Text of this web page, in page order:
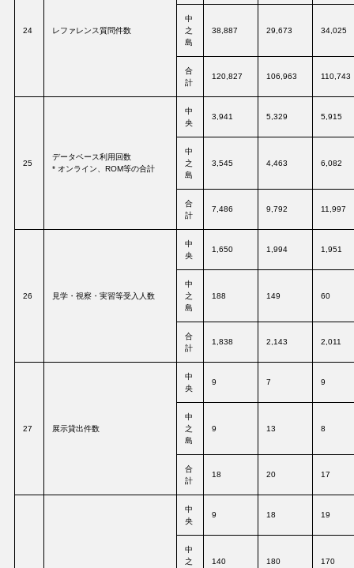
24 レファレンス質問件数
中
之
島
38,887 29,673 34,025
合
計
120,827 106,963 110,743
25
データベース利用回数
* オンライン、ROM等の合計
中
央
3,941 5,329 5,915
中
之
島
3,545 4,463 6,082
合
計
7,486 9,792 11,997
26 見学・視察・実習等受入人数
中
央
1,650 1,994 1,951
中
之
島
188 149 60
合
計
1,838 2,143 2,011
27 展示貸出件数
中
央
9 7 9
中
之
島
9 13 8
合
計
18 20 17
中
央
9 18 19
中
之
140 180 170